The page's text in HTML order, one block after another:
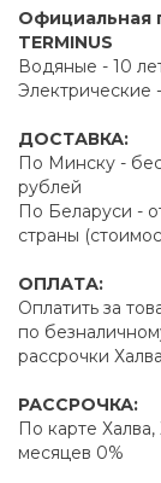
Официальная
TERMINUS
Водяные - 10
Электрические
ДОСТАВКА:
По Минску -
рублей
По Беларуси -
страны
ОПЛАТА:
Оплатить за
по
рассрочки Халва
РАССРОЧКА:
По карте
месяцев 0%